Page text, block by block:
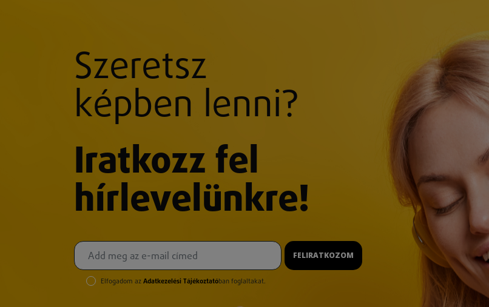
Szeretsz
képben lenni?
Iratkozz fel
hírlevelünkre!
FELIRATKOZOM
Elfogadom az Adatkezelési Tájékoztatóban foglaltakat.